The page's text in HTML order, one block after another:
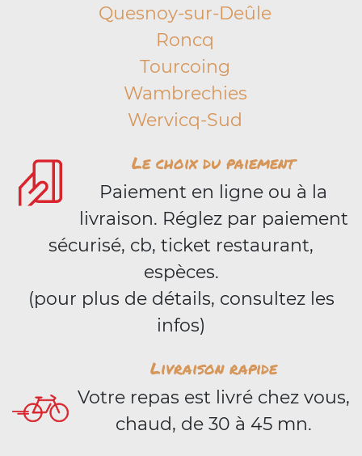
Quesnoy-sur-Deûle
Roncq
Tourcoing
Wambrechies
Wervicq-Sud
Le choix du paiement
Paiement en ligne ou à la
livraison. Réglez par paiement
sécurisé, cb, ticket restaurant,
espèces.
(pour plus de détails, consultez les
infos)
Livraison rapide
Votre repas est livré chez vous,
chaud, de 30 à 45 mn.